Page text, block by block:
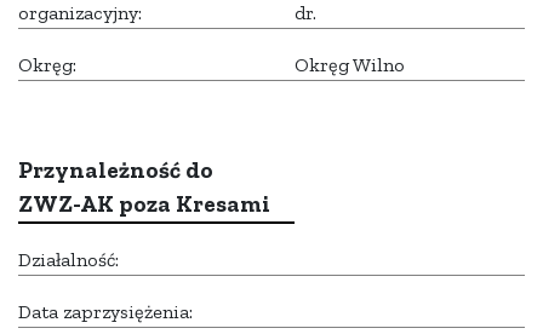
organizacyjny:
dr.
Okręg: Okręg Wilno
Przynależność do
ZWZ-AK poza Kresami
Działalność:
Data zaprzysiężenia: